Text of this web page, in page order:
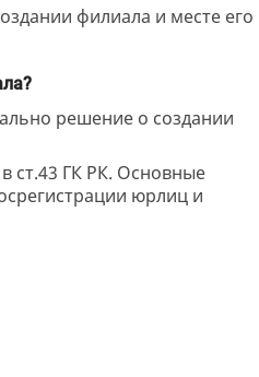
филиала и месте его
решение о создании
ст.43 ГК РК. Основные
юрлиц и